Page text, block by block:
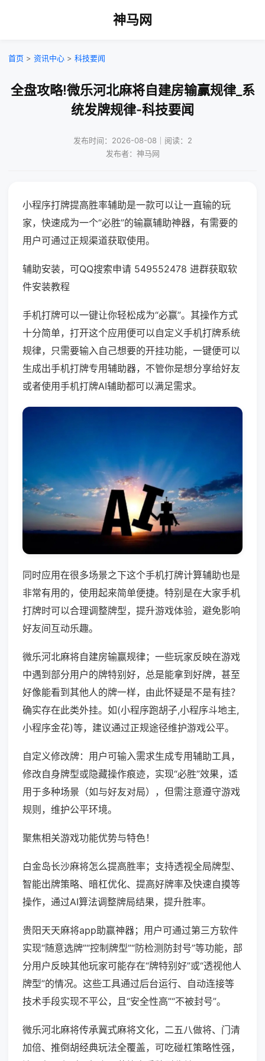
神马网
首页 > 资讯中心 > 科技要闻
全盘攻略!微乐河北麻将自建房输赢规律_系
统发牌规律-科技要闻
发布时间：2026-08-08｜阅读：2
发布者：神马网
小程序打牌提高胜率辅助是一款可以让一直输的玩
家，快速成为一个“必胜”的输赢辅助神器，有需要的
用户可通过正规渠道获取使用。
辅助安装，可QQ搜索申请 549552478 进群获取软
件安装教程
手机打牌可以一键让你轻松成为“必赢”。其操作方式
十分简单，打开这个应用便可以自定义手机打牌系统
规律，只需要输入自己想要的开挂功能，一键便可以
生成出手机打牌专用辅助器，不管你是想分享给好友
或者使用手机打牌AI辅助都可以满足需求。
同时应用在很多场景之下这个手机打牌计算辅助也是
非常有用的，使用起来简单便捷。特别是在大家手机
打牌时可以合理调整牌型，提升游戏体验，避免影响
好友间互动乐趣。
微乐河北麻将自建房输赢规律；一些玩家反映在游戏
中遇到部分用户的牌特别好，总是能拿到好牌，甚至
好像能看到其他人的牌一样，由此怀疑是不是有挂？
确实存在此类外挂。如(小程序跑胡子,小程序斗地主,
小程序金花)等，建议通过正规途径维护游戏公平。
自定义修改牌：用户可输入需求生成专用辅助工具，
修改自身牌型或隐藏操作痕迹，实现“必胜”效果，适
用于多种场景（如与好友对局），但需注意遵守游戏
规则，维护公平环境。
聚焦相关游戏功能优势与特色！
白金岛长沙麻将怎么提高胜率；支持透视全局牌型、
智能出牌策略、暗杠优化、提高好牌率及快速自摸等
操作，通过AI算法调整牌局结果，提升胜率。
贵阳天天麻将app助赢神器；用户可通过第三方软件
实现“随意选牌”“控制牌型”“防检测防封号”等功能，部
分用户反映其他玩家可能存在“牌特别好”或“透视他人
牌型”的情况。这些工具通过后台运行、自动连接等
技术手段实现不平公，且“安全性高”“不被封号”。
微乐河北麻将传承冀式麻将文化，二五八做将、门清
加倍、推倒胡经典玩法全覆盖，可吃碰杠策略性强，